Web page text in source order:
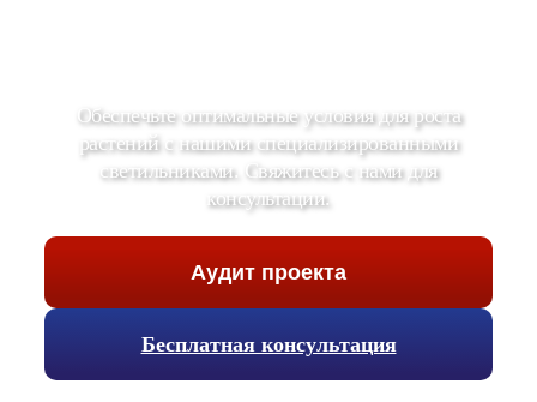
Обеспечьте оптимальные условия для роста
растений с нашими специализированными
светильниками. Свяжитесь с нами для
консультации.
Аудит проекта
Бесплатная консультация